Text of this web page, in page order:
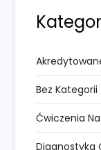
Bez Kategorii
Ćwiczenia
Diagnostyka